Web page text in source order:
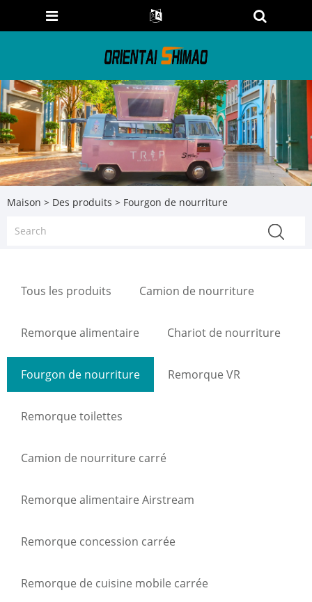
Maison > Des produits > Fourgon de nourriture
Tous les produits Camion de nourriture
Remorque alimentaire Chariot de nourriture
Fourgon de nourriture Remorque VR
Remorque toilettes
Camion de nourriture carré
Remorque alimentaire Airstream
Remorque concession carrée
Remorque de cuisine mobile carrée